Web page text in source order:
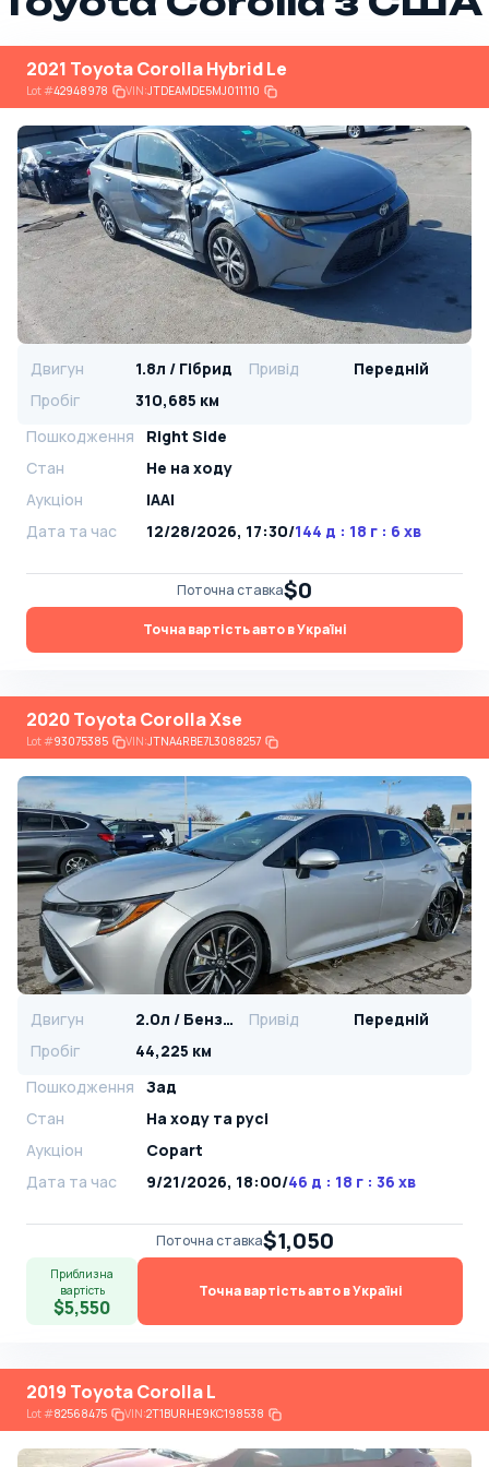
2021 Toyota Corolla Hybrid Le
Lot#42948978 VIN:JTDEAMDE5MJ011110
Двигун 1.8л / Гібрид Привід
Передній
Пробіг
310,685 км
Пошкодження
Right Side
Стан
Не на ходу
Аукціон
IAAI
Дата та час
12/28/2026, 17:30/144 д : 18 г : 6 хв
Поточна ставка$0
Точна вартість авто в Україні
2020 Toyota Corolla Xse
Lot#93075385 VIN:JTNA4RBE7L3088257
Двигун 2.0л / Бензин Привід
Передній
Пробіг
44,225 км
Пошкодження
Зад
Стан
На ​​ходу та русі
Аукціон
Copart
Дата та час
9/21/2026, 18:00/46 д : 18 г : 36 хв
Поточна ставка$1,050
Приблизна
вартість
$5,550
Точна вартість авто в Україні
2019 Toyota Corolla L
Lot#82568475 VIN:2T1BURHE9KC198538